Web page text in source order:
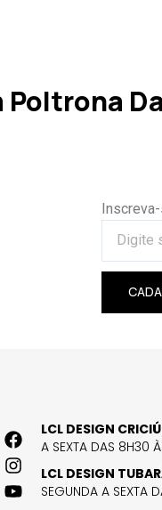
LCL DESIGN
A SEXTA DAS 8H30
LCL DESIGN
SEGUNDA A SEXTA